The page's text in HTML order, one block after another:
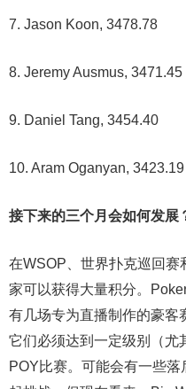
7. Jason Koon, 3478.78
8. Jeremy Ausmus, 3471.45
9. Daniel Tang, 3454.40
10. Aram Oganyan, 3423.19
接下来的三个月会如何发展
在WSOP、世界扑克巡回
家可以获得大量积分。
有几场专为直播制作的豪客
它们必须达到一定级别（尤
POY比赛。可能会有一些